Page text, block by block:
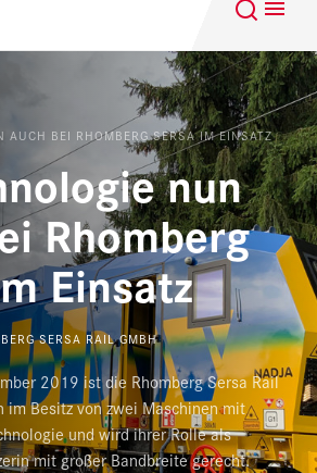
of Steel
AUCH BEI RHOMBERG SERSA IM EINSATZ
nun
Rhomberg
Einsatz
SERSA RAIL GMBH
2019 ist die Rhomberg Sersa Rail
im Besitz von zwei Maschinen mit
und wird ihrer Rolle als
mit großer Bandbreite gerecht.